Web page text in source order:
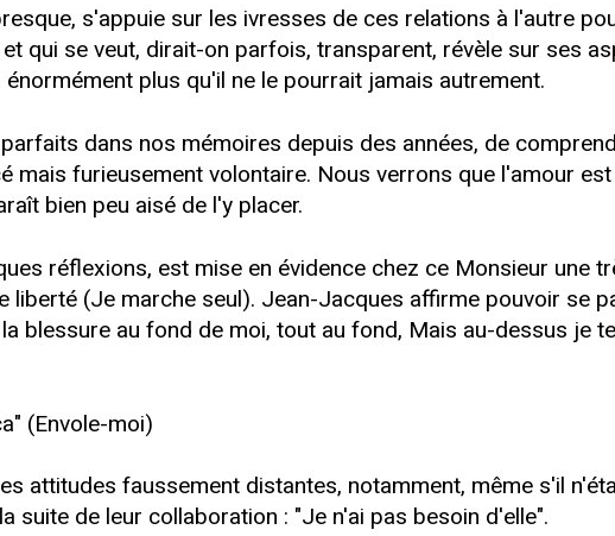
s'appuie sur les ivresses de ces relations à l'autre
qui se veut, dirait-on parfois, transparent, révèle sur ses
plus qu'il ne le pourrait jamais autrement.
dans nos mémoires depuis des années, de
mais furieusement volontaire. Nous verrons que l'amour
bien peu aisé de l'y placer.
réflexions, est mise en évidence chez ce Monsieur une
liberté (Je marche seul). Jean-Jacques affirme pouvoir se
blessure au fond de moi, tout au fond, Mais au-dessus je
(Envole-moi)
attitudes faussement distantes, notamment, même s'il
suite de leur collaboration : "Je n'ai pas besoin d'elle".